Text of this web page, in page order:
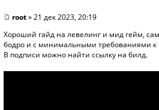
root» 21 дек 2023, 20:19
Хороший гайд на левелинг и мид гейм,
бодро и с минимальными требованиями к
В подписи можно найти ссылку на билд.